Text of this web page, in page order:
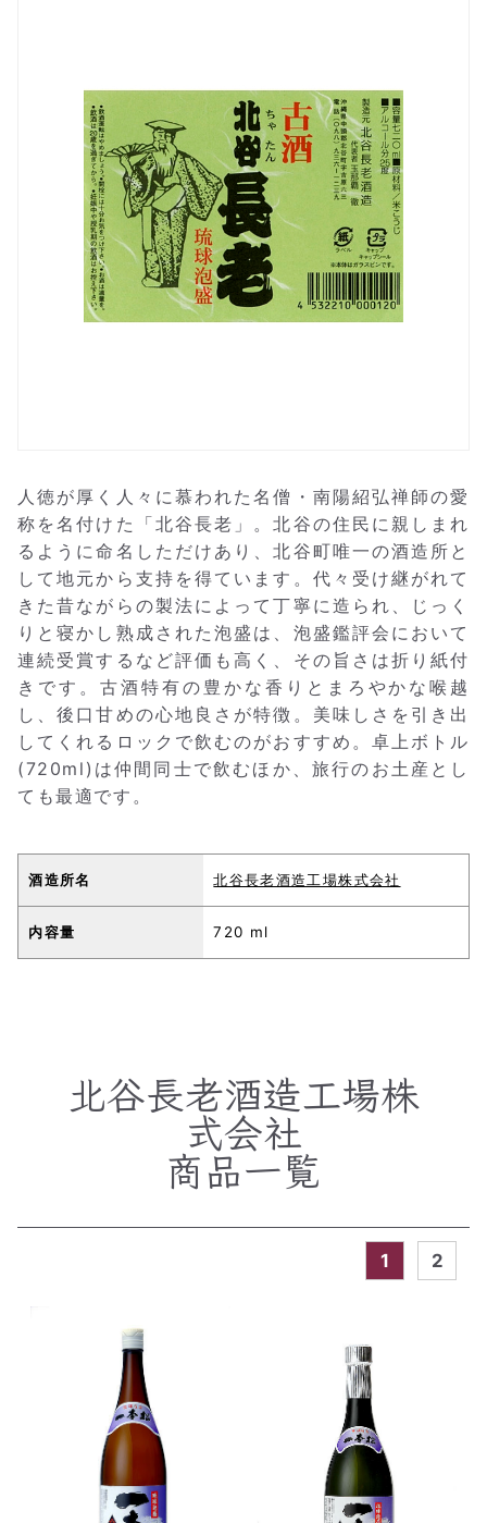
人徳が厚く人々に慕われた名僧・南陽紹弘禅師の愛
称を名付けた「北谷長老」。北谷の住民に親しまれ
るように命名しただけあり、北谷町唯一の酒造所と
して地元から支持を得ています。代々受け継がれて
きた昔ながらの製法によって丁寧に造られ、じっく
りと寝かし熟成された泡盛は、泡盛鑑評会において
連続受賞するなど評価も高く、その旨さは折り紙付
きです。古酒特有の豊かな香りとまろやかな喉越
し、後口甘めの心地良さが特徴。美味しさを引き出
してくれるロックで飲むのがおすすめ。卓上ボトル
(720ml)は仲間同士で飲むほか、旅行のお土産とし
ても最適です。
酒造所名 北谷長老酒造工場株式会社
内容量 720 ml
北谷長老酒造工場株
式会社
商品一覧
1 2